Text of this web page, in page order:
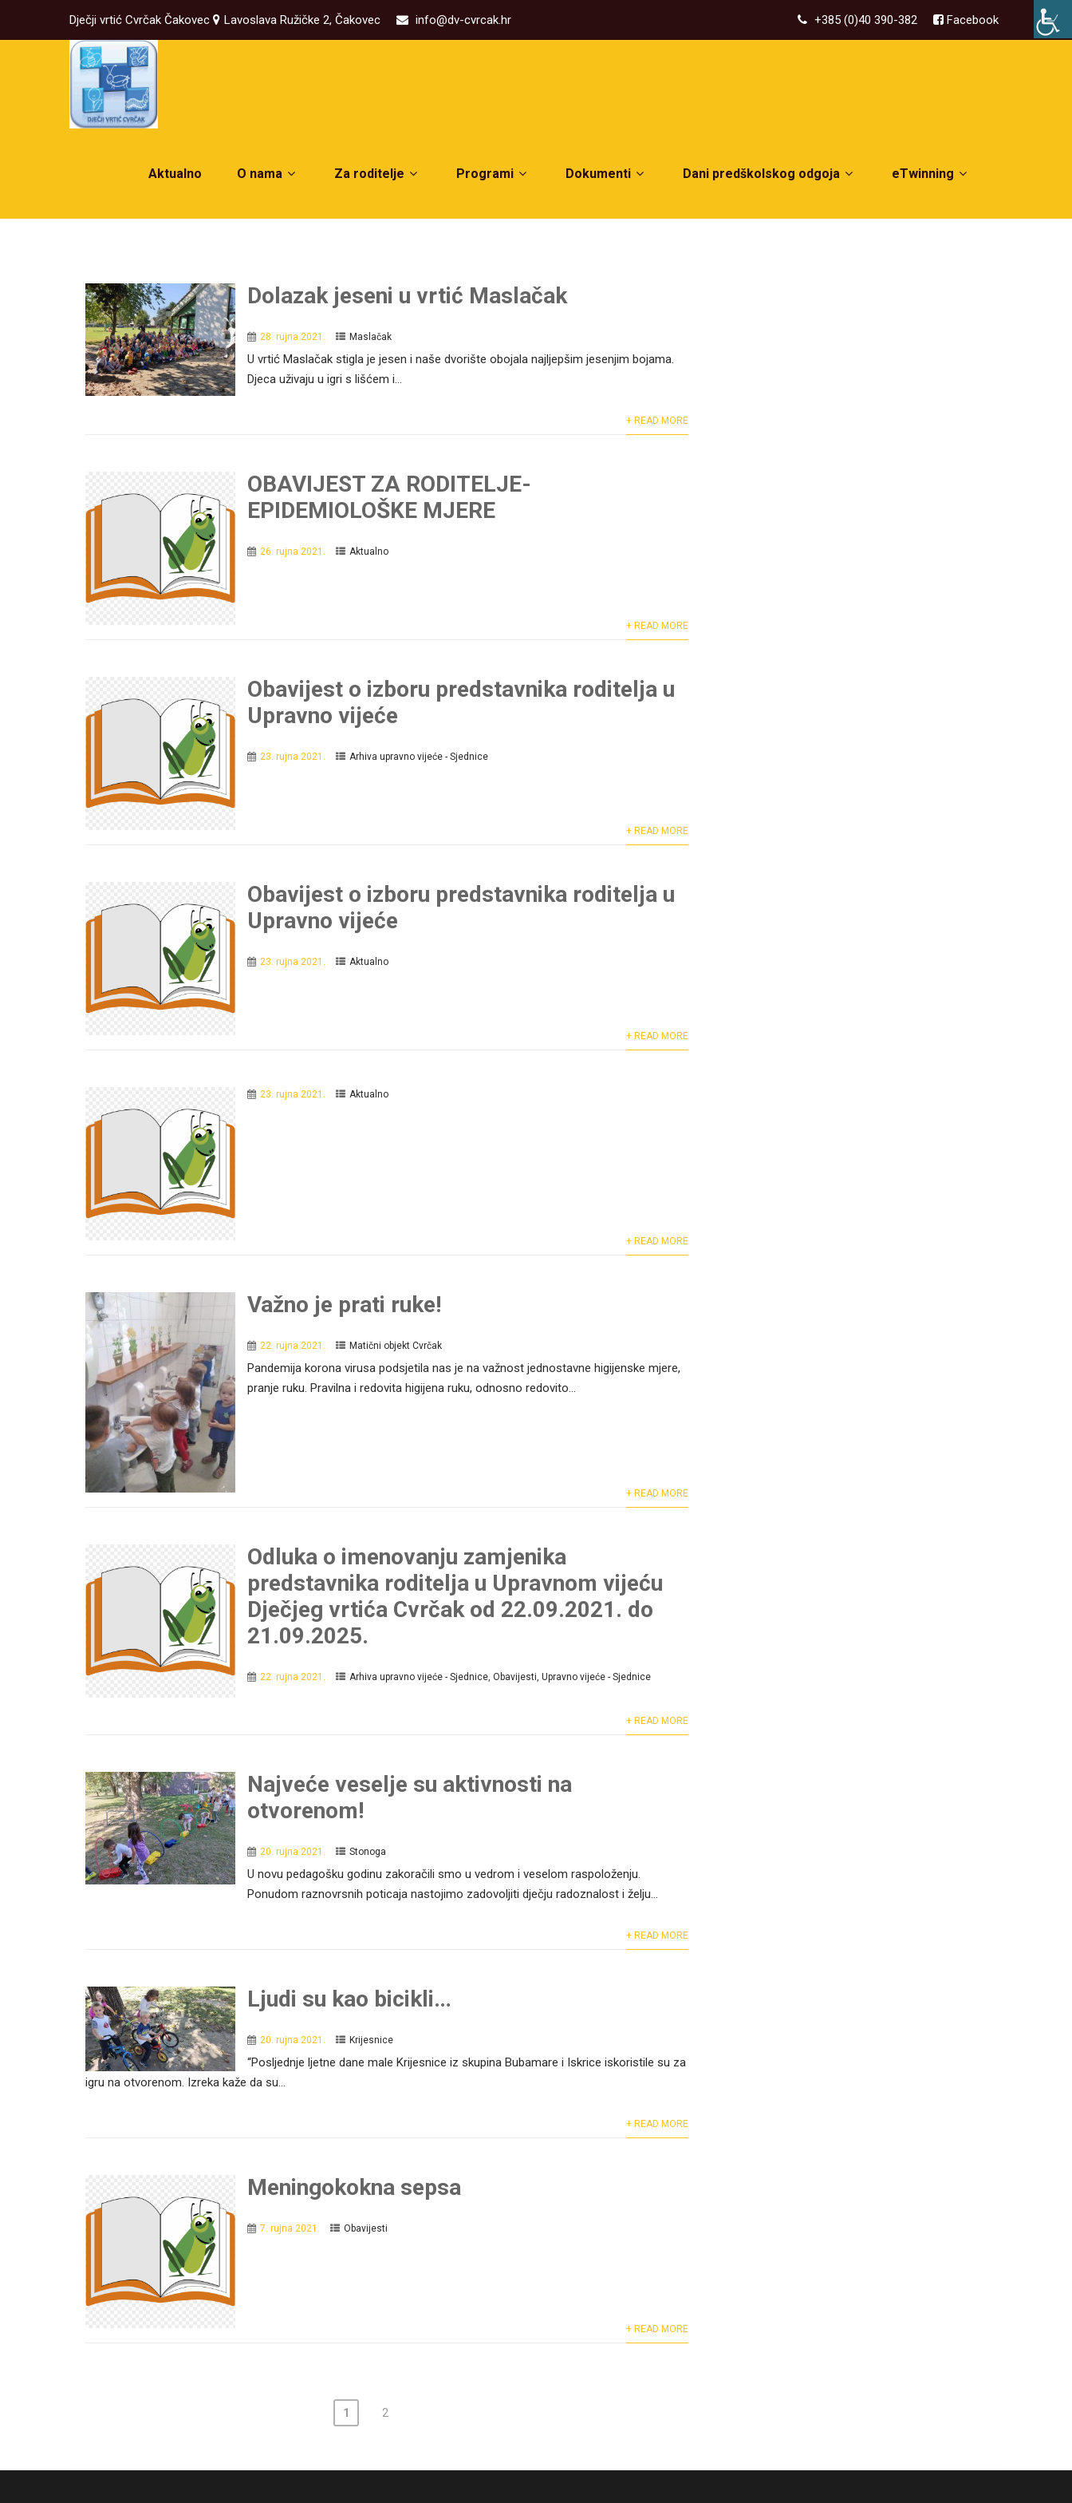
Dječji vrtić Cvrčak Čakovec Lavoslava Ružičke 2, Čakovec info@dv-cvrcak.hr +385 (0)40 390-382 Facebook
Aktualno O nama Za roditelje Programi Dokumenti Dani predškolskog odgoja eTwinning
Dolazak jeseni u vrtić Maslačak
28. rujna 2021. Maslačak
U vrtić Maslačak stigla je jesen i naše dvorište obojala najljepšim jesenjim bojama.
Djeca uživaju u igri s lišćem i...
+ READ MORE
OBAVIJEST ZA RODITELJE-
EPIDEMIOLOŠKE MJERE
26. rujna 2021. Aktualno
+ READ MORE
Obavijest o izboru predstavnika roditelja u
Upravno vijeće
23. rujna 2021. Arhiva upravno vijeće - Sjednice
+ READ MORE
Obavijest o izboru predstavnika roditelja u
Upravno vijeće
23. rujna 2021. Aktualno
+ READ MORE
23. rujna 2021. Aktualno
+ READ MORE
Važno je prati ruke!
22. rujna 2021. Matični objekt Cvrčak
Pandemija korona virusa podsjetila nas je na važnost jednostavne higijenske mjere,
pranje ruku. Pravilna i redovita higijena ruku, odnosno redovito...
+ READ MORE
Odluka o imenovanju zamjenika
predstavnika roditelja u Upravnom vijeću
Dječjeg vrtića Cvrčak od 22.09.2021. do
21.09.2025.
22. rujna 2021. Arhiva upravno vijeće - Sjednice,Obavijesti,Upravno vijeće - Sjednice
+ READ MORE
Najveće veselje su aktivnosti na
otvorenom!
20. rujna 2021. Stonoga
U novu pedagošku godinu zakoračili smo u vedrom i veselom raspoloženju.
Ponudom raznovrsnih poticaja nastojimo zadovoljiti dječju radoznalost i želju...
+ READ MORE
Ljudi su kao bicikli…
20. rujna 2021. Krijesnice
“Posljednje ljetne dane male Krijesnice iz skupina Bubamare i Iskrice iskoristile su za
igru na otvorenom. Izreka kaže da su...
+ READ MORE
Meningokokna sepsa
7. rujna 2021. Obavijesti
+ READ MORE
1 2